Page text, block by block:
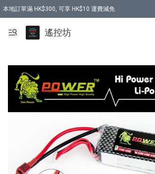
本地訂單滿 HK$300, 可享 HK$10 運費減免
購買 7.6V 6500mah 70C 電池 送 7.6V USB充電器
遙控坊